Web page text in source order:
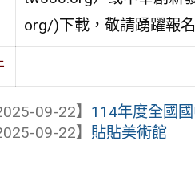
org/)下載，敬請踴躍報名
09-22】 114年度全國
09-22】 貼貼美術館